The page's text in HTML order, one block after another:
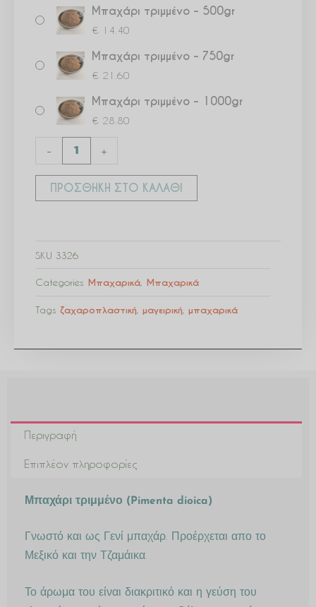
Μπαχάρι τριμμένο – 500gr
€ 14.40
Μπαχάρι τριμμένο – 750gr
€ 21.60
Μπαχάρι τριμμένο – 1000gr
€ 28.80
- +
ΠΡΟΣΘΉΚΗ ΣΤΟ ΚΑΛΆΘΙ
SKU 3326
Categories Μπαχαρικά, Μπαχαρικά
Tags ζαχαροπλαστική, μαγειρική, μπαχαρικά
Περιγραφή
Επιπλέον πληροφορίες
Μπαχάρι τριμμένο (Pimenta dioica)
Γνωστό και ως Γενί μπαχάρ. Προέρχεται απο το
Μεξικό και την Τζαμάικα.
Το άρωμα του είναι διακριτικό και η γεύση του